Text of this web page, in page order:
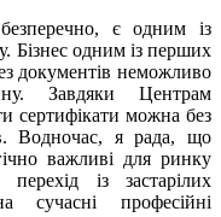
є одним із
Бізнес одним із перших
документів неможливо
Завдяки Центрам
сертифікати можна без
Водночас, я рада, що
важливі для ринку
із застарілих
сучасні професійні